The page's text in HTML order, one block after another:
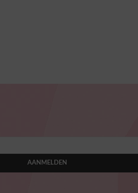
AANMELDEN